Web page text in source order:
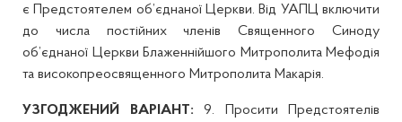
є Предстоятелем об’єднаної Церкви. Від УАПЦ включити
до числа постійних членів Священного Синоду
об’єднаної Церкви Блаженнійшого Митрополита Мефодія
та високопреосвященного Митрополита Макарія.
УЗГОДЖЕНИЙ ВАРІАНТ: 9. Просити Предстоятелів